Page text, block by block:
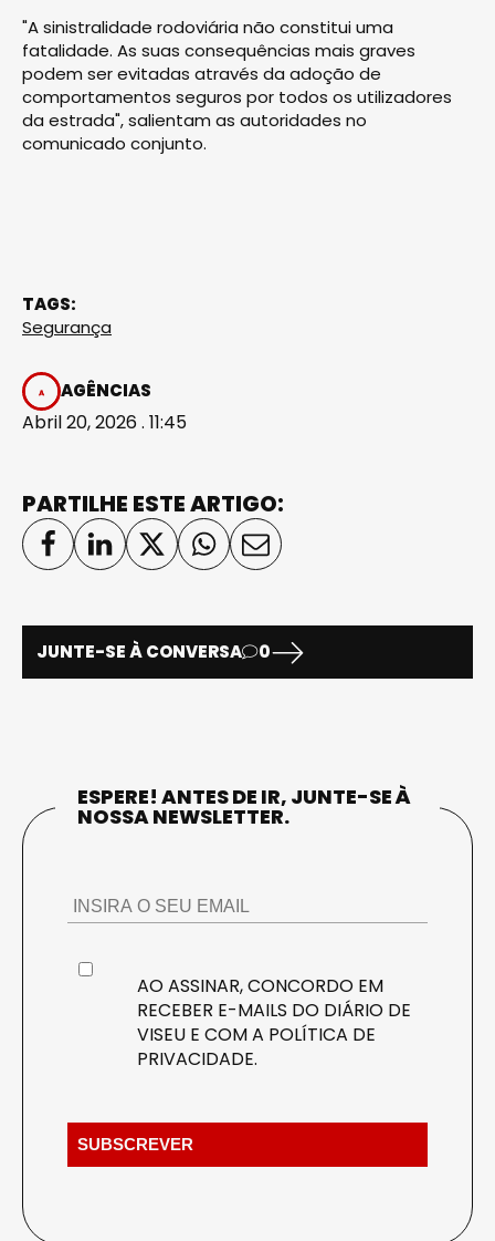
"A sinistralidade rodoviária não constitui uma
fatalidade. As suas consequências mais graves
podem ser evitadas através da adoção de
comportamentos seguros por todos os utilizadores
da estrada", salientam as autoridades no
comunicado conjunto.
TAGS:
Segurança
AGÊNCIAS
Abril 20, 2026 . 11:45
PARTILHE ESTE ARTIGO:
JUNTE-SE À CONVERSA 0
ESPERE! ANTES DE IR, JUNTE-SE À
NOSSA NEWSLETTER.
AO ASSINAR, CONCORDO EM
RECEBER E-MAILS DO DIÁRIO DE
VISEU E COM A POLÍTICA DE
PRIVACIDADE.